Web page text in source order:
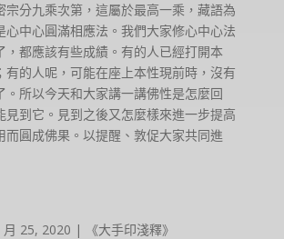
宗分九乘次第，這屬於最高一乘，藏語為
心中心圓滿相應法。我們大家修心中心法
，都應該有些成績。有的人已經打開本
有的人呢，可能在座上本性現前時，沒有
。所以今天和大家講一講佛性是怎麼回
見到它。見到之後又怎麼樣來進一步提高
而圓成佛果。以提醒、敦促大家共同進
月 25, 2020 |
《大手印淺釋》